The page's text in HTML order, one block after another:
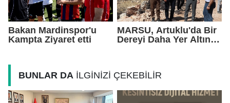
Bakan Mardinspor'u
Kampta Ziyaret etti
MARSU, Artuklu'da Bir
Dereyi Daha Yer Altına
BUNLAR DA İLGİNİZİ ÇEKEBİLİR